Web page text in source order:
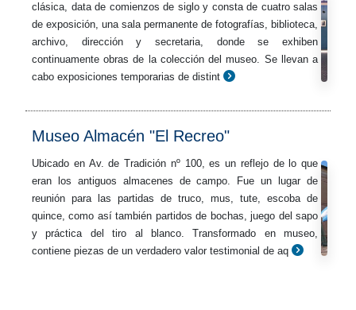
clásica, data de comienzos de siglo y consta de cuatro salas
de exposición, una sala permanente de fotografías, biblioteca,
archivo, dirección y secretaria, donde se exhiben
continuamente obras de la colección del museo. Se llevan a
cabo exposiciones temporarias de distint
Museo Almacén "El Recreo"
Ubicado en Av. de Tradición nº 100, es un reflejo de lo que
eran los antiguos almacenes de campo. Fue un lugar de
reunión para las partidas de truco, mus, tute, escoba de
quince, como así también partidos de bochas, juego del sapo
y práctica del tiro al blanco. Transformado en museo,
contiene piezas de un verdadero valor testimonial de aq